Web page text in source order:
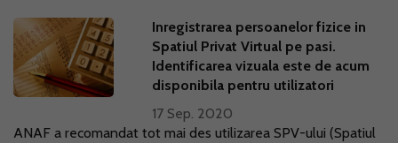
Inregistrarea persoanelor fizice in
Spatiul Privat Virtual pe pasi.
Identificarea vizuala este de acum
disponibila pentru utilizatori
17 Sep. 2020
ANAF a recomandat tot mai des utilizarea SPV-ului (Spatiul